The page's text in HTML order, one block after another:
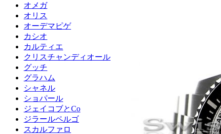
オメガ
オリス
オーデマピゲ
カシオ
カルティエ
クリスチャンディオール
グッチ
グラハム
シャネル
ショパール
ジェイコブとCo
ジラールペルゴ
スカルファロ